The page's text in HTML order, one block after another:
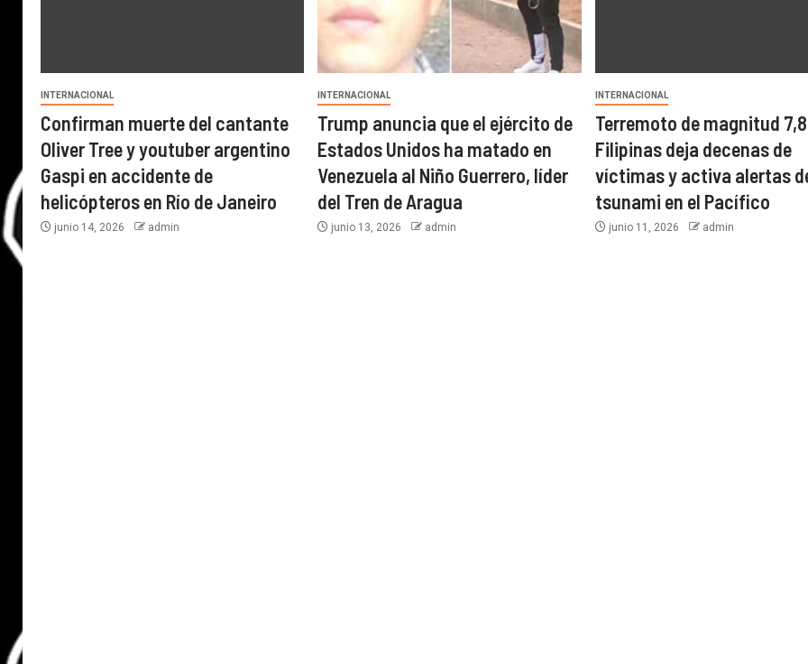
INTERNACIONAL
Confirman muerte del cantante
Oliver Tree y youtuber argentino
Gaspi en accidente de
helicópteros en Río de Janeiro
junio 14, 2026 admin
INTERNACIONAL
Trump anuncia que el ejército de
Estados Unidos ha matado en
Venezuela al Niño Guerrero, líder
del Tren de Aragua
junio 13, 2026 admin
INTERNACIONAL
Terremoto de magnitud
Filipinas deja decenas de
víctimas y activa alertas
tsunami en el Pacífico
junio 11, 2026 admin